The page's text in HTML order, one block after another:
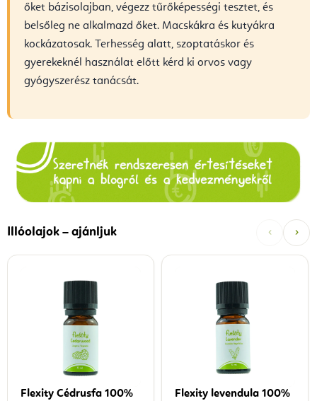
őket bázisolajban, végezz tűrőképességi tesztet, és
belsőleg ne alkalmazd őket. Macskákra és kutyákra
kockázatosak. Terhesség alatt, szoptatáskor és
gyerekeknél használat előtt kérd ki orvos vagy
gyógyszerész tanácsát.
Illóolajok – ajánljuk ‹ ›
Flexity Cédrusfa 100%
Flexity levendula 100%